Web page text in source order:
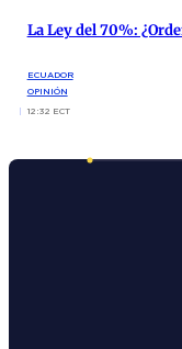
La Ley del 70%:
ECUADOR
OPINIÓN
12:32 ECT